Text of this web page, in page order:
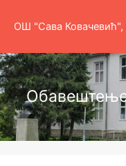
ОШ "Сава Ковачевић",
Обавештење